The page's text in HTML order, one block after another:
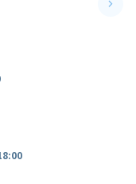
keyboard_arrow_right